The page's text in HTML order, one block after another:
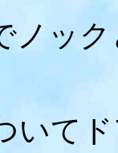
ノッ
いて